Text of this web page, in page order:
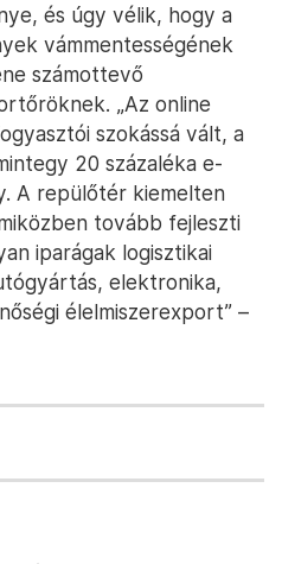
és úgy vélik, hogy a
vámmentességének
számottevő
„Az online
szokássá vált, a
20 százaléka e-
A repülőtér kiemelten
tovább fejleszti
iparágak logisztikai
elektronika,
élelmiszerexport” –